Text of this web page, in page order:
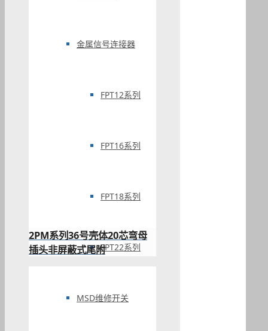
金属信号连接器
FPT12系列
FPT16系列
FPT18系列
FPT22系列
MSD维修开关
2PM系列36号壳体20芯弯母
插头非屏蔽式尾附